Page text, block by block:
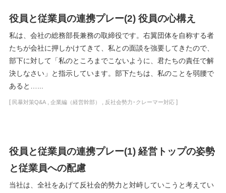
役員と従業員の連携プレー(2) 役員の心構え
私は、会社の総務部長兼務の取締役です。右翼団体を自称する者
たちが会社に押しかけてきて、私との面談を強要してきたので、
部下に対して「私のところまでこないように、君たちの責任で解
決しなさい」と指示しています。部下たちは、私のことを弱腰で
あると…...
[ 民暴対策Q&A, 企業編（経営幹部） , 反社会勢力･クレーマー対応]
役員と従業員の連携プレー(1) 経営トップの姿勢
と従業員への配慮
当社は、全社をあげて反社会的勢力と対峙していこうと考えてい